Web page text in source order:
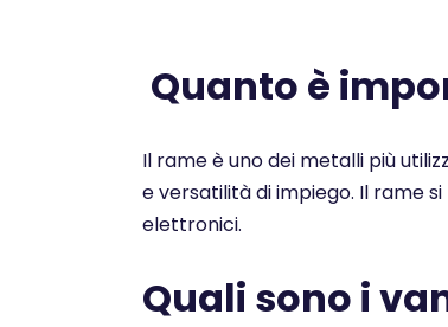
Quanto è
Il rame è uno dei metalli più
e versatilità di impiego. Il rame
elettronici.
Quali sono i